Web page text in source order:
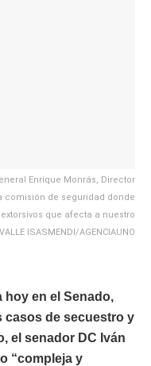
Enrique Monrás, Director
comisión de seguridad donde
que afecta a nuestro
ISASMENDI/AGENCIAUNO
hoy en el Senado,
casos de secuestro y
el senador DC Iván
“compleja y